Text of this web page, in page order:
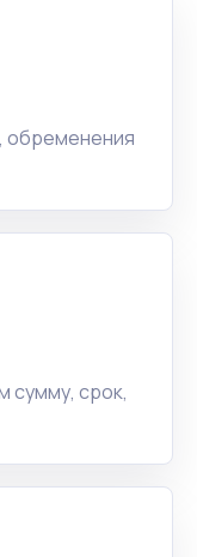
обременения
сумму, срок,